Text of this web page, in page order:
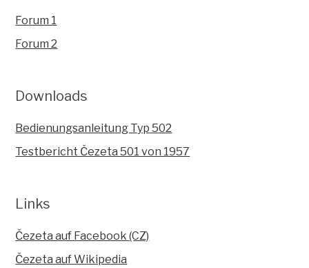
Forum 1
Forum 2
Downloads
Bedienungsanleitung Typ 502
Testbericht Čezeta 501 von 1957
Links
Čezeta auf Facebook (CZ)
Čezeta auf Wikipedia